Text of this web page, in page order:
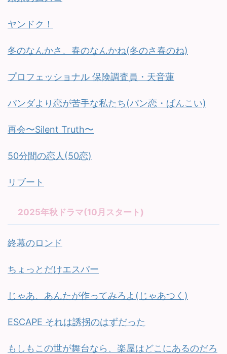
ヤンドク！
冬のなんかさ、春のなんかね(冬のさ春のね)
プロフェッショナル 保険調査員・天音蓮
パンダより恋が苦手な私たち(パン恋・ぱんこい)
再会〜Silent Truth〜
50分間の恋人(50恋)
リブート
2025年秋ドラマ(10月スタート)
終幕のロンド
ちょっとだけエスパー
じゃあ、あんたが作ってみろよ(じゃあつく)
ESCAPE それは誘拐のはずだった
もしもこの世が舞台なら、楽屋はどこにあるのだろ